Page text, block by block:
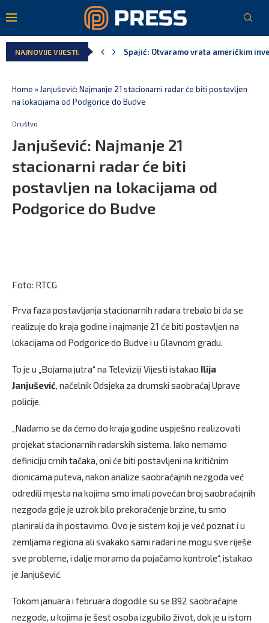
NAJNOVIJE VIJESTI:
Serbian Times: Vučić podijelio crkvu
Home » Janjušević: Najmanje 21 stacionarni radar će biti postavljen
na lokacijama od Podgorice do Budve
Društvo
Janjušević: Najmanje 21
stacionarni radar će biti
postavljen na lokacijama od
Podgorice do Budve
Foto: RTCG
Prva faza postavljanja stacionarnih radara trebalo bi da se
realizuje do kraja godine i najmanje 21 će biti postavljen na
lokacijama od Podgorice do Budve i u Glavnom gradu.
To je u „Bojama jutra“ na Televiziji Vijesti istakao Ilija
Janjušević, načelnik Odsjeka za drumski saobraćaj Uprave
policije.
„Nadamo se da ćemo do kraja godine uspješno realizovati
projekat stacionarnih radarskih sistema. Iako nemamo
definiciju crnih tačaka, oni će biti postavljeni na kritičnim
dionicama puteva, nakon analize saobraćajnih nezgoda već
odredili mjesta na kojima smo imali povećan broj saobraćajnih
nezgoda gdje je uzrok bilo prekoračenje brzine, tu smo
planirali da ih postavimo. Ovo je sistem koji je već poznat i u
zemljama regiona ali svakako sami radari ne mogu sve riješe
sve probleme, i dalje moramo da pojačamo kontrole“, istakao
je Janjušević.
Tokom januara i februara dogodile su se 892 saobraćajne
nezgode, u kojima je šest osoba izgubilo život, dok je u istom